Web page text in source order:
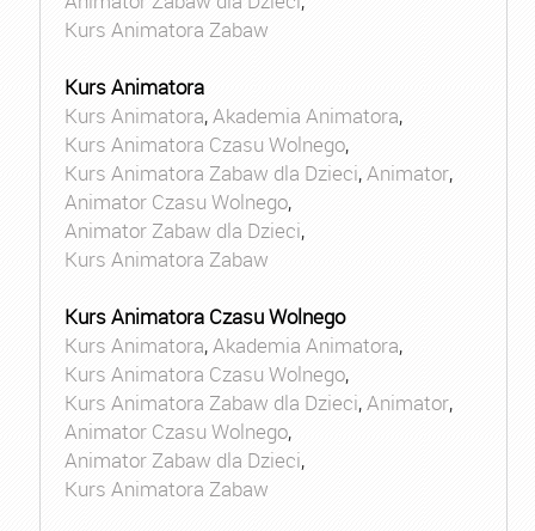
Kurs Animatora Zabaw
Kurs Animatora
Kurs Animatora,Akademia Animatora,
Kurs Animatora Czasu Wolnego,
Kurs Animatora Zabaw dla Dzieci,Animator,
Animator Czasu Wolnego,
Animator Zabaw dla Dzieci,
Kurs Animatora Zabaw
Kurs Animatora Czasu Wolnego
Kurs Animatora,Akademia Animatora,
Kurs Animatora Czasu Wolnego,
Kurs Animatora Zabaw dla Dzieci,Animator,
Animator Czasu Wolnego,
Animator Zabaw dla Dzieci,
Kurs Animatora Zabaw